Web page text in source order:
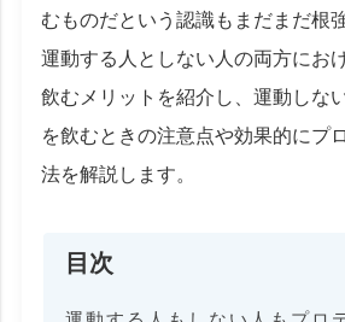
むものだという認識もまだまだ根
運動する人としない人の両方にお
飲むメリットを紹介し、運動しな
を飲むときの注意点や効果的にプ
法を解説します。
目次